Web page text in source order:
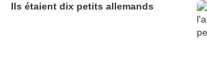
Ils étaient dix petits allemands